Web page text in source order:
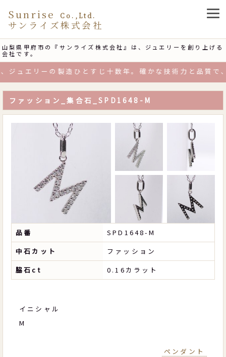
山梨県甲府市の『サンライズ株式会社』は、ジュエリーを創り上げる
会社です。
Sunrise Co.,Ltd.
サンライズ株式会社
ュエリーの製造ひとすじ十数年。確かな技術力と品質で
ファッション_集合石_SPD1648-M
品番
SPD1648-M
中石カット
ファッション
脇石ct
0.16カラット
イニシャル
M
ペンダント